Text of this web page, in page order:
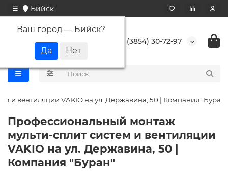
Бийск
Ваш город — Бийск?
+7 (3854) 30-72-97
и вентиляции VAKIO на ул. Державина, 50 | Компания "Буран"
Профессиональный монтаж
мульти-сплит систем и вентиляции
VAKIO на ул. Державина, 50 |
Компания "Буран"